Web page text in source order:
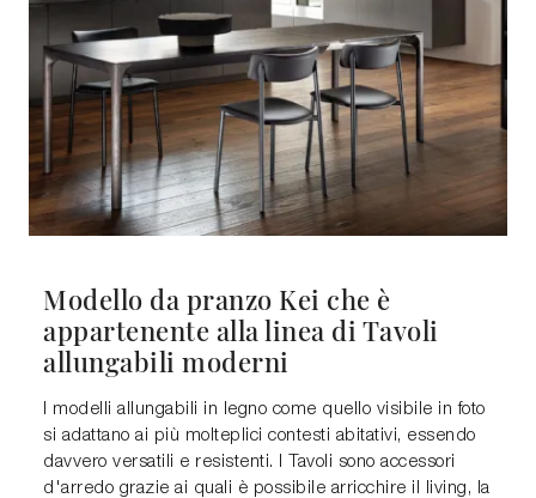
Modello da pranzo Kei che è
appartenente alla linea di Tavoli
allungabili moderni
I modelli allungabili in legno come quello visibile in foto
si adattano ai più molteplici contesti abitativi, essendo
davvero versatili e resistenti. I Tavoli sono accessori
d'arredo grazie ai quali è possibile arricchire il living, la